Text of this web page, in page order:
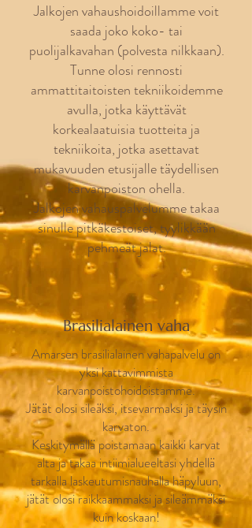
Jalkojen vahaushoidoillamme voit
saada joko koko- tai
puolijalkavahan (polvesta nilkkaan).
Tunne olosi rennosti
ammattitaitoisten tekniikoidemme
avulla, jotka käyttävät
korkealaatuisia tuotteita ja
tekniikoita, jotka asettavat
mukavuuden etusijalle täydellisen
karvanpoiston ohella.
Jalkojen vahauspalvelumme takaa
sinulle pitkäkestoiset, tyylikkään
pehmeät jalat.
Brasilialainen vaha
Amarsen brasilialainen vahapalvelu on
yksi kattavimmista
karvanpoistohoidoistamme.
Jätät olosi sileäksi, itsevarmaksi ja täysin
karvaton.
Keskitymällä poistamaan kaikki karvat
alta ja takaa intiimialueeltasi yhdellä
tarkalla laskeutumisnauhalla häpyluun,
jätät olosi raikkaammaksi ja sileämmäksi
kuin koskaan!